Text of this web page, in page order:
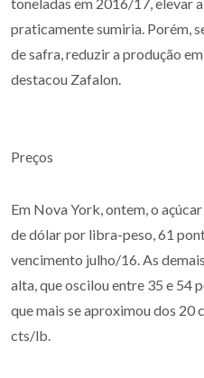
praticamente sumiria. Porém,
de safra, reduzir a produção
destacou Zafalon.
Preços
Em Nova York, ontem, o
de dólar por libra-peso, 61
vencimento julho/16. As
alta, que oscilou entre 35 e 54
que mais se aproximou dos 20
cts/lb.